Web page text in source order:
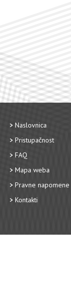
Naslovnica
Pristupačnost
FAQ
Mapa weba
Pravne napomene
Kontakti